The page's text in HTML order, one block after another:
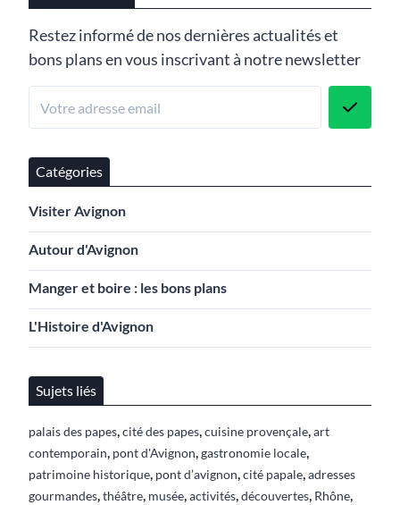
Restez informé de nos dernières actualités et
bons plans en vous inscrivant à notre newsletter
Catégories
Visiter Avignon
Autour d'Avignon
Manger et boire : les bons plans
L'Histoire d'Avignon
Sujets liés
palais des papes,cité des papes,cuisine provençale,art
contemporain, pont d'Avignon,gastronomie locale,
patrimoine historique, pont d’avignon,cité papale,adresses
gourmandes,théâtre, musée,activités,découvertes, Rhône,